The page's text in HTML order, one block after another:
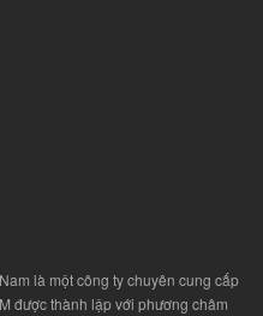
là một công ty chuyên cung cấp
được thành lập với phương châm